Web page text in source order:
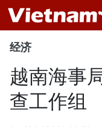
经济
越南海事
查工作组